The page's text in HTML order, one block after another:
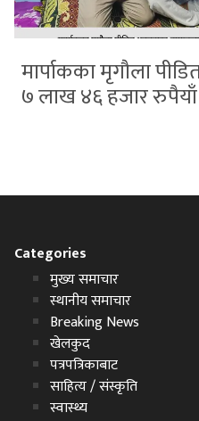
मार्पाकका मृगौला
७ लाख ४६ हजार
Categories
मुख्य समाचार
स्थानीय समाचार
Breaking News
खेलकुद
पत्रपत्रिकाबाट
साहित्य / संस्कृति
स्वास्थ्य